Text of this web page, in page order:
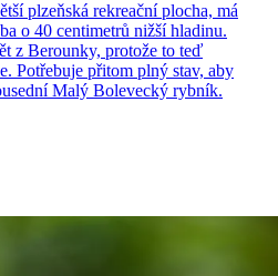
plzeňská rekreační plocha, má
o 40 centimetrů nižší hladinu.
z Berounky, protože to teď
Potřebuje přitom plný stav, aby
Malý Bolevecký rybník.